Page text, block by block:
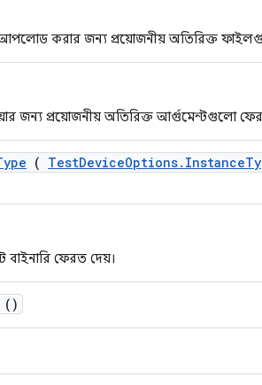
করার জন্য প্রয়োজনীয় অতিরিক্ত
জন্য প্রয়োজনীয় অতিরিক্ত আর্গুমেন্টগুলো
( TestDeviceOptions. Instance
বাইনারি ফেরত দেয়।
()